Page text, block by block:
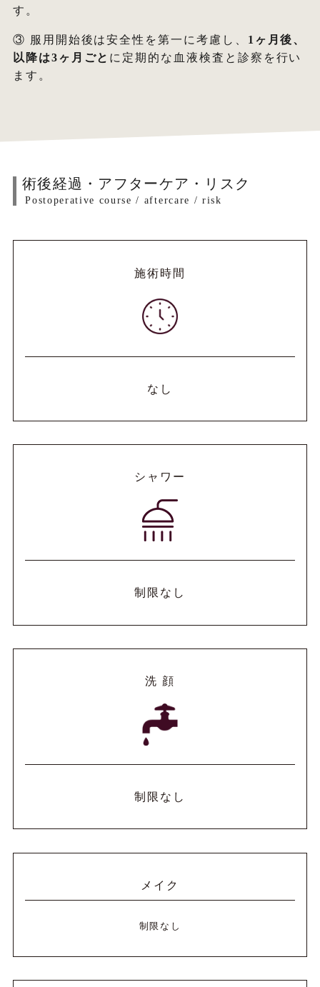
す。
③ 服用開始後は安全性を第一に考慮し、 1ヶ月後、
以降は3ヶ月ごと に定期的な血液検査と診察を行い
ます。
術後経過・アフターケア・リスク
Postoperative course / aftercare / risk
施術時間
なし
シャワー
制限なし
洗 顔
制限なし
メイク
制限なし